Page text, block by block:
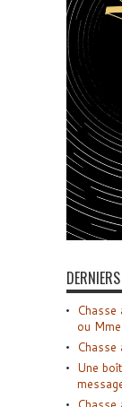
ou Mme
Une